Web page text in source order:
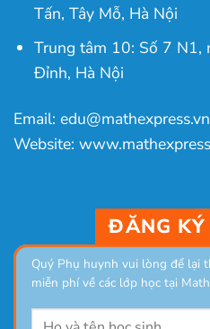
Tấn, Tây Mỗ, Hà Nội
Trung tâm 10: Số 7 N1,
Đỉnh, Hà Nội
Email: edu@mathexpress.vn
Website:
ĐĂNG
Quý Phụ huynh vui lòng để lại
miễn phí về các lớp học tại